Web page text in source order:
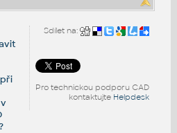
Sdílet na:
Pro technickou podporu CAD
kontaktujte Helpdesk